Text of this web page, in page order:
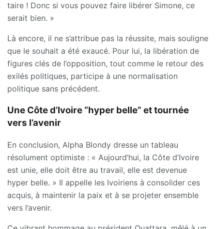
taire ! Donc si vous pouvez faire libérer Simone, ce
serait bien. »
Là encore, il ne s’attribue pas la réussite, mais souligne
que le souhait a été exaucé. Pour lui, la libération de
figures clés de l’opposition, tout comme le retour des
exilés politiques, participe à une normalisation
politique sans précédent.
Une Côte d’Ivoire “hyper belle” et tournée
vers l’avenir
En conclusion, Alpha Blondy dresse un tableau
résolument optimiste : « Aujourd’hui, la Côte d’Ivoire
est unie, elle doit être au travail, elle est devenue
hyper belle. » Il appelle les Ivoiriens à consolider ces
acquis, à maintenir la paix et à se projeter ensemble
vers l’avenir.